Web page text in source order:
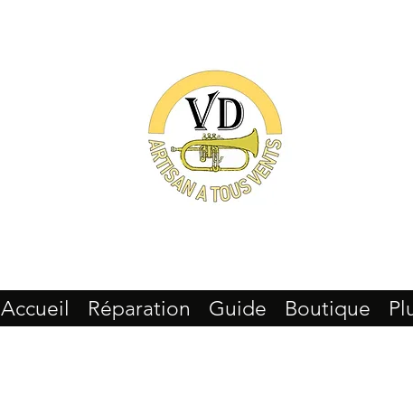
Accueil Réparation Guide Boutique